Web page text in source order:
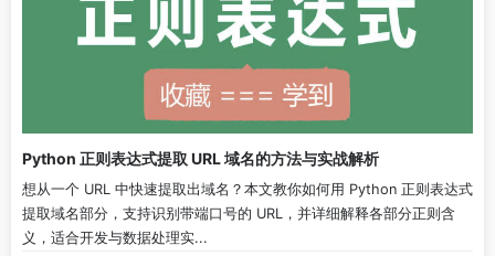
Python 正则表达式提取 URL 域名的方法与实战解析
想从一个 URL 中快速提取出域名？本文教你如何用 Python 正则表达式
提取域名部分，支持识别带端口号的 URL，并详细解释各部分正则含
义，适合开发与数据处理实...